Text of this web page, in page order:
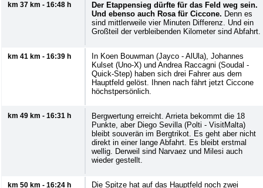
km 37 km - 16:48 h
Der Etappensieg dürfte für das Feld weg sein.
Und ebenso auch Rosa für Ciccone. Denn es
sind mittlerweile vier Minuten Differenz. Und ein
Großteil der verbleibenden Kilometer sind Abfahrt.
km 41 km - 16:39 h
In Koen Bouwman (Jayco - AlUla), Johannes
Kulset (Uno-X) und Andrea Raccagni (Soudal -
Quick-Step) haben sich drei Fahrer aus dem
Hauptfeld gelöst. Ihnen nach fährt jetzt Ciccone
höchstpersönlich.
km 49 km - 16:31 h
Bergwertung erreicht. Arrieta bekommt die 18
Punkte, aber Diego Sevilla (Polti - VisitMalta)
bleibt souverän im Bergtrikot. Es geht aber nicht
direkt in einer lange Abfahrt. Es bleibt erstmal
wellig. Derweil sind Narvaez und Milesi auch
wieder gestellt.
km 50 km - 16:24 h
Die Spitze hat auf das Hauptfeld noch zwei